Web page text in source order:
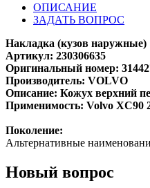
ОПИСАНИЕ
ЗАДАТЬ ВОПРОС
Накладка (кузов наружные)
Артикул: 230306635
Оригинальный номер:
Производитель: VOLVO
Описание: Кожух верхний
Применимость: Volvo XC90
Поколение:
Альтернативные
Новый вопрос